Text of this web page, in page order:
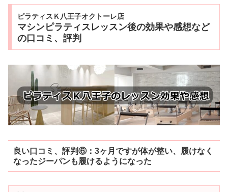
ピラティスＫ八王子オクトーレ店
マシンピラティスレッスン後の効果や感想など
の口コミ、評判
良い口コミ、評判⑥：3ヶ月ですが体が整い、履けなく
なったジーパンも履けるようになった